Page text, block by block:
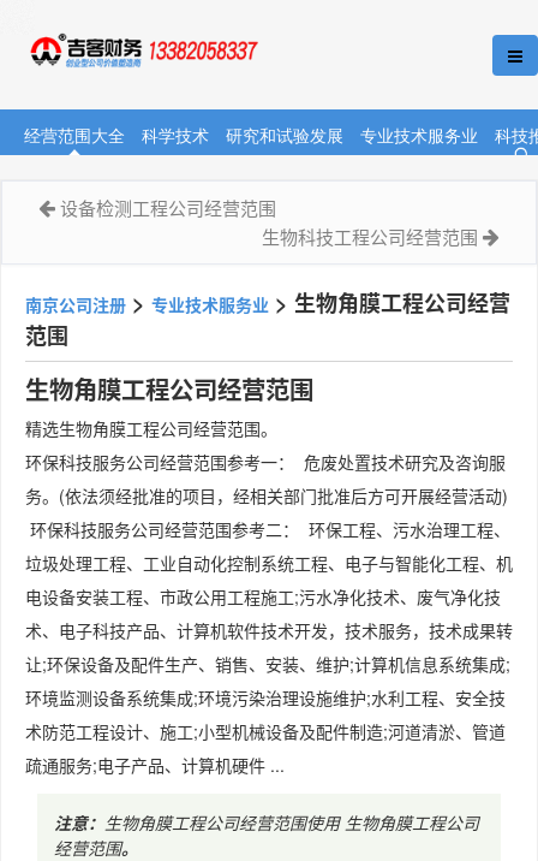
经营范围大全 科学技术 研究和试验发展 专业技术服务业 科技
设备检测工程公司经营范围
生物科技工程公司经营范围
南京公司注册 > 专业技术服务业 > 生物角膜工程公司经营
范围
生物角膜工程公司经营范围
精选生物角膜工程公司经营范围。
环保科技服务公司经营范围参考一： 危废处置技术研究及咨询服
务。(依法须经批准的项目，经相关部门批准后方可开展经营活动)
环保科技服务公司经营范围参考二： 环保工程、污水治理工程、
垃圾处理工程、工业自动化控制系统工程、电子与智能化工程、机
电设备安装工程、市政公用工程施工;污水净化技术、废气净化技
术、电子科技产品、计算机软件技术开发，技术服务，技术成果转
让;环保设备及配件生产、销售、安装、维护;计算机信息系统集成;
环境监测设备系统集成;环境污染治理设施维护;水利工程、安全技
术防范工程设计、施工;小型机械设备及配件制造;河道清淤、管道
疏通服务;电子产品、计算机硬件 ...
注意： 生物角膜工程公司经营范围使用 生物角膜工程公司
经营范围。